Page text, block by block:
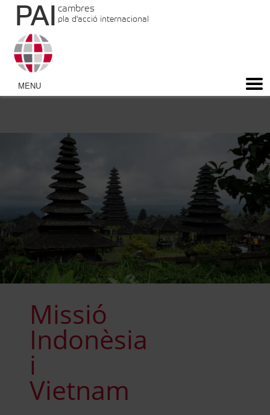
PAI cambres
pla d'acció internacional
Missió
Indonèsia
i
Vietnam